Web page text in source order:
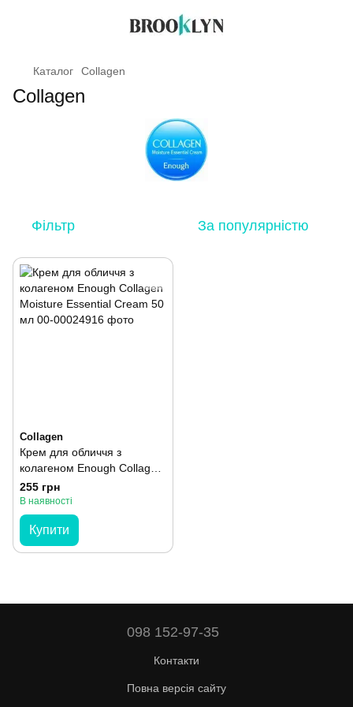
Каталог Collagen
Collagen
Фільтр За популярністю
Collagen
Крем для обличчя з
колагеном Enough Collagen
Moisture Essential Cream 50
мл
255 грн
В наявності
Купити
098 152-97-35
Контакти
Повна версія сайту